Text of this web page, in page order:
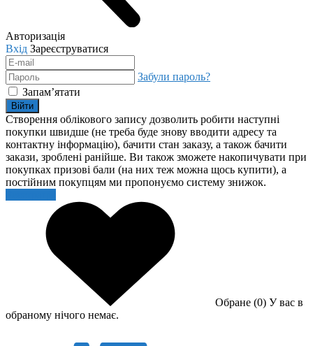
Авторизація
Вхід Зареєструватися
Забули пароль?
Запам’ятати
Війти
Створення облікового запису дозволить робити наступні
покупки швидше (не треба буде знову вводити адресу та
контактну інформацію), бачити стан заказу, а також бачити
закази, зроблені ранійше. Ви також зможете накопичувати при
покупках призові бали (на них теж можна щось купити), а
постійним покупцям ми пропонуємо систему знижок.
Обране (0) У вас в
обраному нічого немає.